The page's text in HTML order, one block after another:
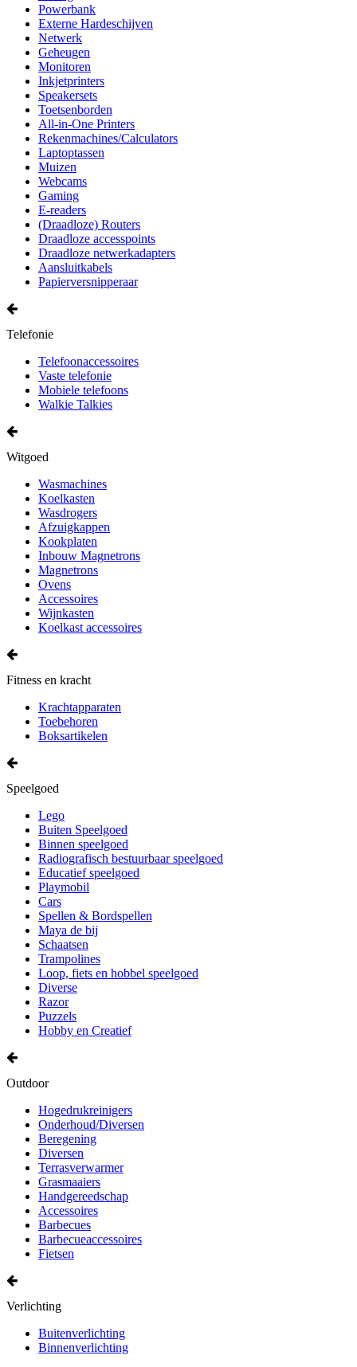
Powerbank
Externe Hardeschijven
Netwerk
Geheugen
Monitoren
Inkjetprinters
Speakersets
Toetsenborden
All-in-One Printers
Rekenmachines/Calculators
Laptoptassen
Muizen
Webcams
Gaming
E-readers
(Draadloze) Routers
Draadloze accesspoints
Draadloze netwerkadapters
Aansluitkabels
Papierversnipperaar
Telefonie
Telefoonaccessoires
Vaste telefonie
Mobiele telefoons
Walkie Talkies
Witgoed
Wasmachines
Koelkasten
Wasdrogers
Afzuigkappen
Kookplaten
Inbouw Magnetrons
Magnetrons
Ovens
Accessoires
Wijnkasten
Koelkast accessoires
Fitness en kracht
Krachtapparaten
Toebehoren
Boksartikelen
Speelgoed
Lego
Buiten Speelgoed
Binnen speelgoed
Radiografisch bestuurbaar speelgoed
Educatief speelgoed
Playmobil
Cars
Spellen & Bordspellen
Maya de bij
Schaatsen
Trampolines
Loop, fiets en hobbel speelgoed
Diverse
Razor
Puzzels
Hobby en Creatief
Outdoor
Hogedrukreinigers
Onderhoud/Diversen
Beregening
Diversen
Terrasverwarmer
Grasmaaiers
Handgereedschap
Accessoires
Barbecues
Barbecueaccessoires
Fietsen
Verlichting
Buitenverlichting
Binnenverlichting